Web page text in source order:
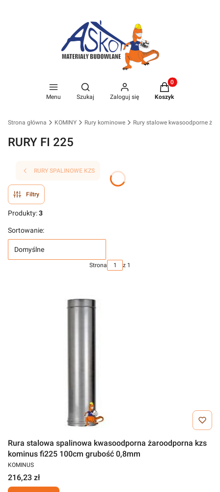
Menu
Otwórz wyszukiwarkę
Szukaj Zaloguj się
Produkty w
Koszyk
Strona główna KOMINY Rury kominowe Rury stalowe kwasoodporne
RURY FI 225
RURY SPALINOWE KZS
Filtry
Produkty:3
Sortowanie:
Domyślne
Strona z 1
Rura stalowa spalinowa kwasoodporna żaroodporna kzs
kominus fi225 100cm grubość 0,8mm
KOMINUS
216,23 zł